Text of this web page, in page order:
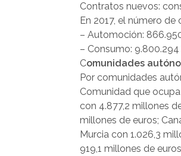
Contratos nuevos:
En 2017, el número
– Automoción:
– Consumo:
Comunidades
Por comunidades
Comunidad que
con 4.877,2 millones
millones de euros;
Murcia con 1.026,3
919,1 millones de